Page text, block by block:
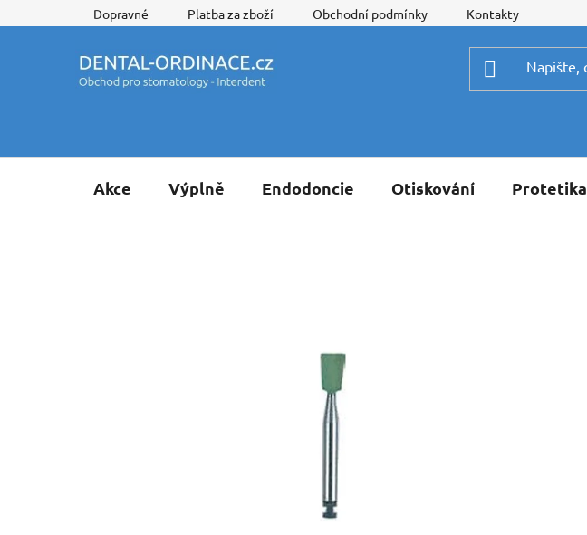
na
Dopravné Platba za zboží Obchodní podmínky Kontakty
Akce Výplně Endodoncie Otiskování Protetika